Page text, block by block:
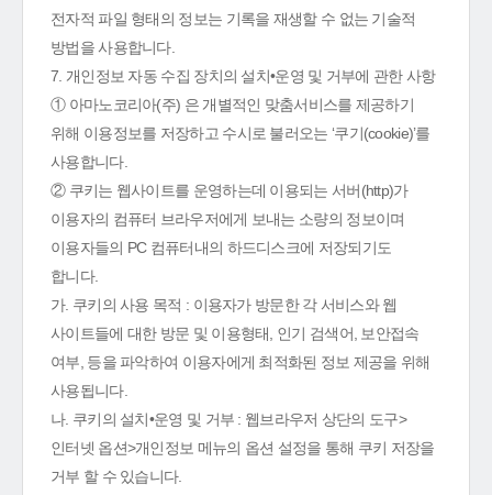
전자적 파일 형태의 정보는 기록을 재생할 수 없는 기술적
방법을 사용합니다.
7. 개인정보 자동 수집 장치의 설치•운영 및 거부에 관한 사항
① 아마노코리아(주) 은 개별적인 맞춤서비스를 제공하기
위해 이용정보를 저장하고 수시로 불러오는 ‘쿠기(cookie)’를
사용합니다.
② 쿠키는 웹사이트를 운영하는데 이용되는 서버(http)가
이용자의 컴퓨터 브라우저에게 보내는 소량의 정보이며
이용자들의 PC 컴퓨터내의 하드디스크에 저장되기도
합니다.
가. 쿠키의 사용 목적 : 이용자가 방문한 각 서비스와 웹
사이트들에 대한 방문 및 이용형태, 인기 검색어, 보안접속
여부, 등을 파악하여 이용자에게 최적화된 정보 제공을 위해
사용됩니다.
나. 쿠키의 설치•운영 및 거부 : 웹브라우저 상단의 도구>
인터넷 옵션>개인정보 메뉴의 옵션 설정을 통해 쿠키 저장을
거부 할 수 있습니다.